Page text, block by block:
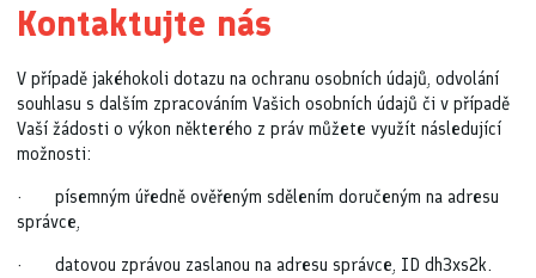
Kontaktujte nás
V případě jakéhokoli dotazu na ochranu osobních údajů, odvolání
souhlasu s dalším zpracováním Vašich osobních údajů či v případě
Vaší žádosti o výkon některého z práv můžete využít následující
možnosti:
· písemným úředně ověřeným sdělením doručeným na adresu
správce,
· datovou zprávou zaslanou na adresu správce, ID dh3xs2k.